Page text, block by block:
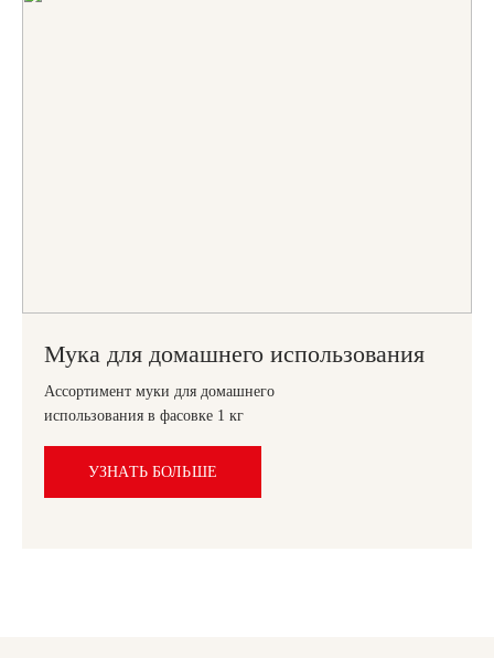
Мука для домашнего использования
Ассортимент муки для домашнего
использования в фасовке 1 кг
УЗНАТЬ БОЛЬШЕ